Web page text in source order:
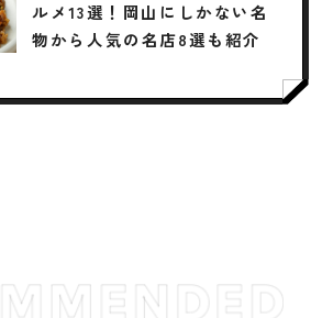
ルメ13選！岡山にしかない名
物から人気の名店8選も紹介